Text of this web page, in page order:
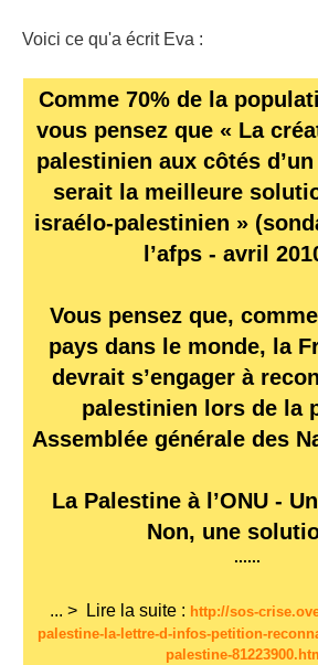
Voici ce qu'a écrit Eva :
Comme 70% de la
vous pensez que « La
palestinien aux côtés
serait la meilleure
israélo-palestinien »
l’afps - avril
Vous pensez que,
pays dans le monde, la
devrait s’engager à
palestinien lors de la
Assemblée générale des
La Palestine à l’ONU -
Non, une
......
... > Lire la suite : http://sos-
palestine-la-lettre-d-infos-petition-
palestine-